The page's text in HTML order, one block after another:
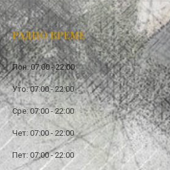
РАДНО ВРЕМЕ
Пон: 07:00 - 22:00
Уто: 07:00 - 22:00
Сре: 07:00 - 22:00
Чет: 07:00 - 22:00
Пет: 07:00 - 22:00